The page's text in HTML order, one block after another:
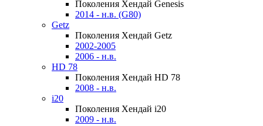
Поколения Хендай Genesis
2014 - н.в. (G80)
Getz
Поколения Хендай Getz
2002-2005
2006 - н.в.
HD 78
Поколения Хендай HD 78
2008 - н.в.
i20
Поколения Хендай i20
2009 - н.в.